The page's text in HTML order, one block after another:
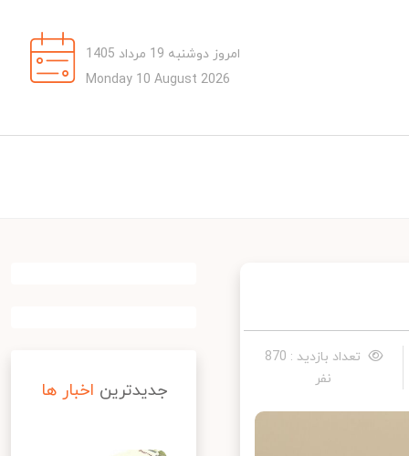
امروز دوشنبه 19 مرداد 1405
Monday 10 August 2026
تعداد بازدید : 870
نفر
جدیدترین اخبار ها